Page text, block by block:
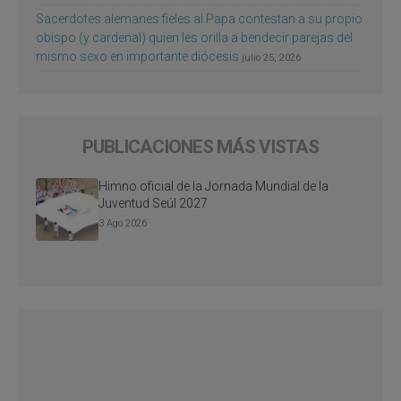
Sacerdotes alemanes fieles al Papa contestan a su propio
obispo (y cardenal) quien les orilla a bendecir parejas del
mismo sexo en importante diócesis julio 25, 2026
PUBLICACIONES MÁS VISTAS
Himno oficial de la Jornada Mundial de la
Juventud Seúl 2027
3 Ago 2026